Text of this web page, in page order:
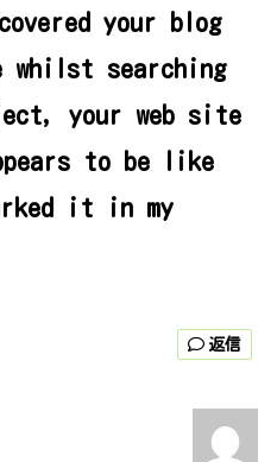
your blog
whilst searching
your web site
to be like
it in my
返信